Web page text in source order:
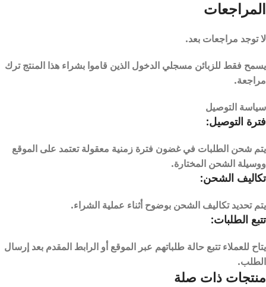
المراجعات
لا توجد مراجعات بعد.
يسمح فقط للزبائن مسجلي الدخول الذين قاموا بشراء هذا المنتج ترك
مراجعة.
سياسة التوصيل
فترة التوصيل:
يتم شحن الطلبات في غضون فترة زمنية معقولة تعتمد على الموقع
ووسيلة الشحن المختارة.
تكاليف الشحن:
يتم تحديد تكاليف الشحن بوضوح أثناء عملية الشراء.
تتبع الطلبات:
يتاح للعملاء تتبع حالة طلباتهم عبر الموقع أو الرابط المقدم بعد إرسال
الطلب.
منتجات ذات صلة